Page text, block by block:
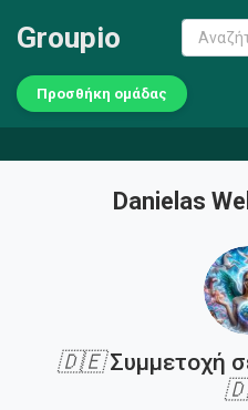
Groupio
Προσθήκη ομάδας
Danielas
🇩🇪Συμμετοχή